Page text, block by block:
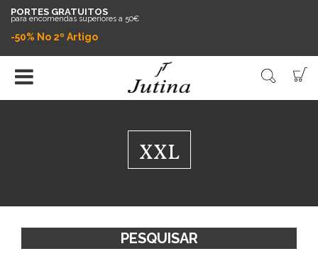
PORTES GRATUITOS
para encomendas superiores a 50€
-50% No 2º Artigo
XXL
PESQUISAR